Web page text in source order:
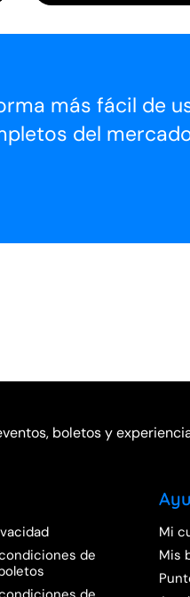
más fácil de
del
boletos y
de
Mi
Mis